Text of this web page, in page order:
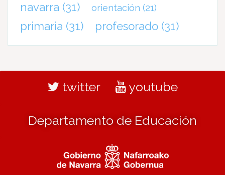
navarra (31) orientación (21)
primaria (31) profesorado (31)
twitter youtube
Departamento de Educación